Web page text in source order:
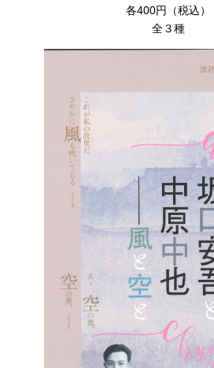
各400円（税込）
全３種